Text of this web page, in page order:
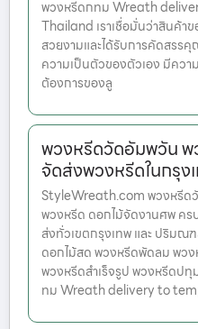
พวงหรีดกทม Wreath
Thailand เราเชื่อมั่นว่าสินค้า
สวยงามและได้รับการคัดสร
ความเป็นตัวของตัวเอง มีคว
ต้องการของลู
พวงหรีดวัดอัมพวัน พ
จัดส่งพวงหรีดในกรุง
StyleWreath.com พวงหรีด
พวงหรีด ดอกไม้จัดงานศพ คร
ส่งทั่วเขตกรุงเทพ และ ปริมณ
ดอกไม้สด พวงหรีดพัดลม พว
พวงหรีดสำเร็จรูป พวงหรีดป
ทม Wreath delivery to